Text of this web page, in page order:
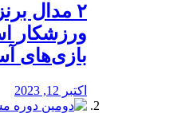
ورزشکار
بازی‌های
اکتبر 12, 2023